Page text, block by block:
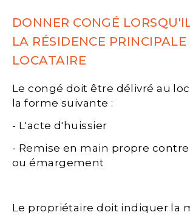
DONNER CONGÉ
LA RÉSIDENCE PRINCIPALE
LOCATAIRE
Le congé doit être délivré au
la forme suivante :
- L'acte d'huissier
- Remise en main propre
ou émargement
Le propriétaire doit indiquer la